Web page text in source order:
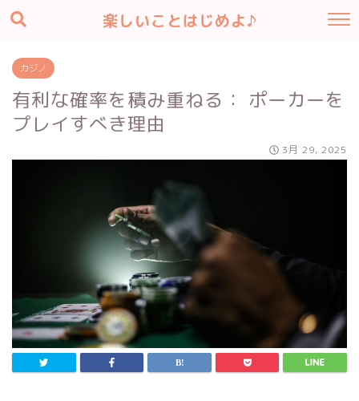
楽しいことはじめよ♪
カジノ
有利な確率を積み重ねる： ポーカーを
プレイすべき理由
3月 29, 2025